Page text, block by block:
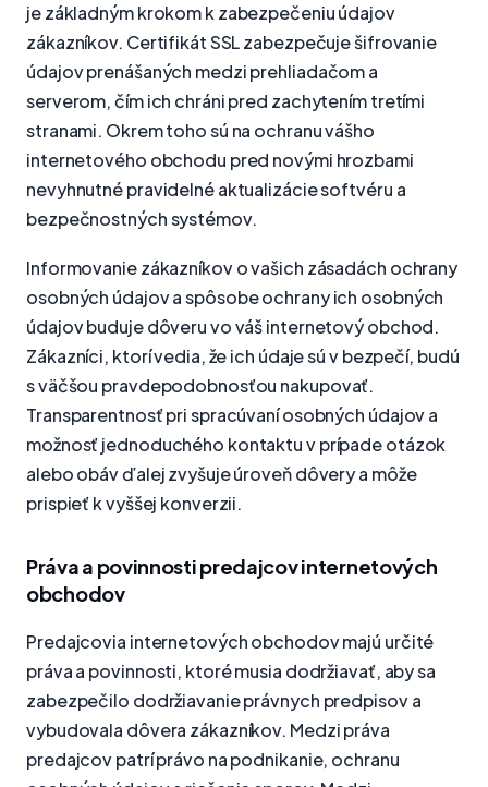
je základným krokom k zabezpečeniu údajov
zákazníkov. Certifikát SSL zabezpečuje šifrovanie
údajov prenášaných medzi prehliadačom a
serverom, čím ich chráni pred zachytením tretími
stranami. Okrem toho sú na ochranu vášho
internetového obchodu pred novými hrozbami
nevyhnutné pravidelné aktualizácie softvéru a
bezpečnostných systémov.
Informovanie zákazníkov o vašich zásadách ochrany
osobných údajov a spôsobe ochrany ich osobných
údajov buduje dôveru vo váš internetový obchod.
Zákazníci, ktorí vedia, že ich údaje sú v bezpečí, budú
s väčšou pravdepodobnosťou nakupovať.
Transparentnosť pri spracúvaní osobných údajov a
možnosť jednoduchého kontaktu v prípade otázok
alebo obáv ďalej zvyšuje úroveň dôvery a môže
prispieť k vyššej konverzii.
Práva a povinnosti predajcov internetových
obchodov
Predajcovia internetových obchodov majú určité
práva a povinnosti, ktoré musia dodržiavať, aby sa
zabezpečilo dodržiavanie právnych predpisov a
vybudovala dôvera zákazníkov. Medzi práva
predajcov patrí právo na podnikanie, ochranu